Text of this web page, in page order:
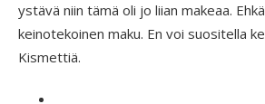
ystävä niin tämä oli jo liian makeaa.
keinotekoinen maku. En voi suositella
Kismettiä.